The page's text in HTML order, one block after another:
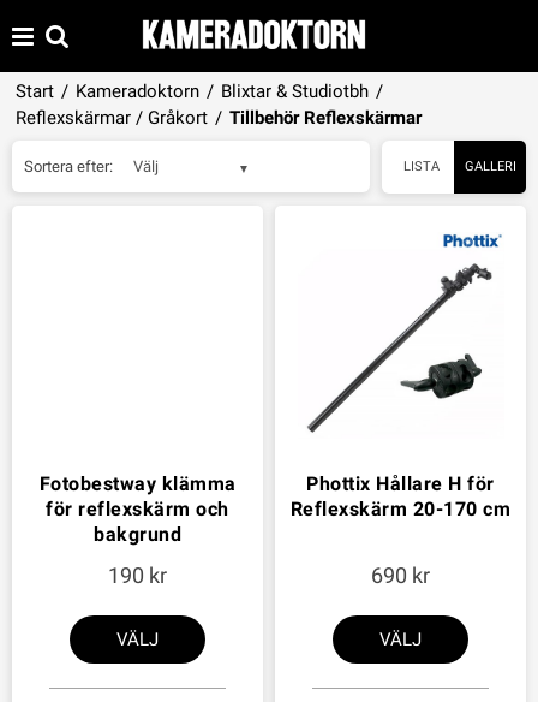
Start / Kameradoktorn / Blixtar & Studiotbh /
Reflexskärmar / Gråkort / Tillbehör Reflexskärmar
LISTA GALLERI
Sortera efter: Välj
Fotobestway klämma
för reflexskärm och
bakgrund
190
VÄLJ
Phottix Hållare H för
Reflexskärm 20-170 cm
690
VÄLJ